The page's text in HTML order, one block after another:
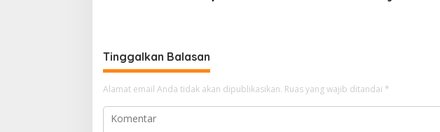
Tinggalkan Balasan
Alamat email Anda tidak akan dipublikasikan. Ruas yang wajib ditandai *